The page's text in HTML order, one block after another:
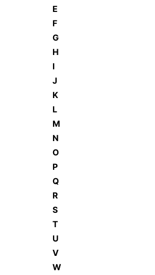
E
F
G
H
I
J
K
L
M
N
O
P
Q
R
S
T
U
V
W